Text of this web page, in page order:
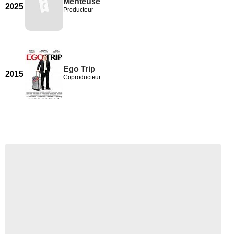
2025 Producteur
2015
Ego Trip
Coproducteur